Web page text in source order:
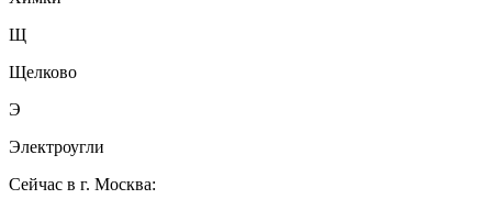
Щ
Щелково
Э
Электроугли
Сейчас в г. Москва: